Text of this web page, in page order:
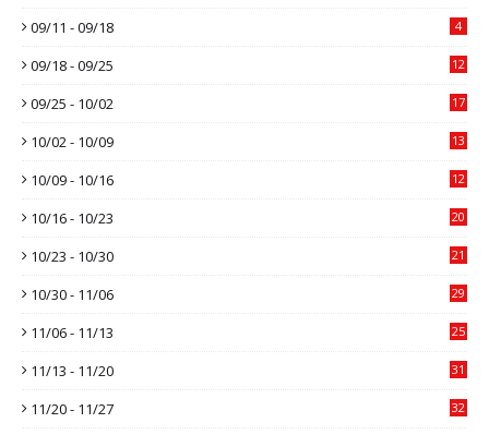
09/11 - 09/18 4
09/18 - 09/25 12
09/25 - 10/02 17
10/02 - 10/09 13
10/09 - 10/16 12
10/16 - 10/23 20
10/23 - 10/30 21
10/30 - 11/06 29
11/06 - 11/13 25
11/13 - 11/20 31
11/20 - 11/27 32